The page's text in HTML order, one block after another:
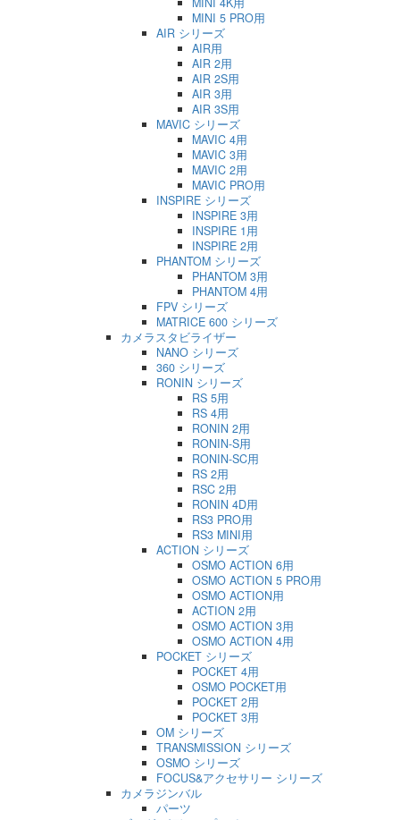
MINI 5 PRO用
AIR シリーズ
AIR用
AIR 2用
AIR 2S用
AIR 3用
AIR 3S用
MAVIC シリーズ
MAVIC 4用
MAVIC 3用
MAVIC 2用
MAVIC PRO用
INSPIRE シリーズ
INSPIRE 3用
INSPIRE 1用
INSPIRE 2用
PHANTOM シリーズ
PHANTOM 3用
PHANTOM 4用
FPV シリーズ
MATRICE 600 シリーズ
カメラスタビライザー
NANO シリーズ
360 シリーズ
RONIN シリーズ
RS 5用
RS 4用
RONIN 2用
RONIN-S用
RONIN-SC用
RS 2用
RSC 2用
RONIN 4D用
RS3 PRO用
RS3 MINI用
ACTION シリーズ
OSMO ACTION 6用
OSMO ACTION 5 PRO用
OSMO ACTION用
ACTION 2用
OSMO ACTION 3用
OSMO ACTION 4用
POCKET シリーズ
POCKET 4用
OSMO POCKET用
POCKET 2用
POCKET 3用
OM シリーズ
TRANSMISSION シリーズ
OSMO シリーズ
FOCUS&アクセサリー シリーズ
カメラジンバル
パーツ